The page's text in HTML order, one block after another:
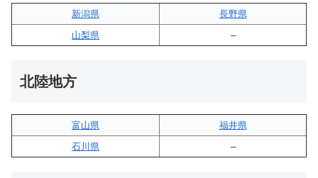
新潟県
長野県
山梨県
–
北陸地方
富山県
福井県
石川県
–